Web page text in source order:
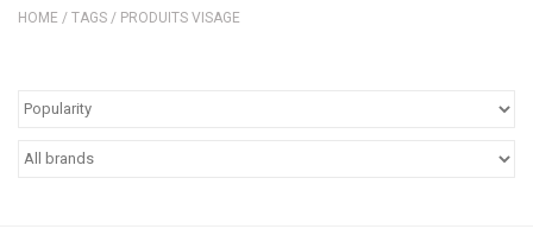
HOME / TAGS / PRODUITS VISAGE